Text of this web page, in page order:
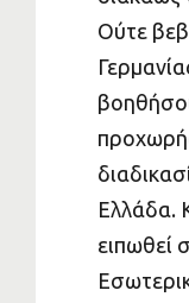
Ούτε
Ελλάδα.
ειπωθεί